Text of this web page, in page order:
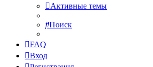
Активные темы
Поиск
FAQ
Вход